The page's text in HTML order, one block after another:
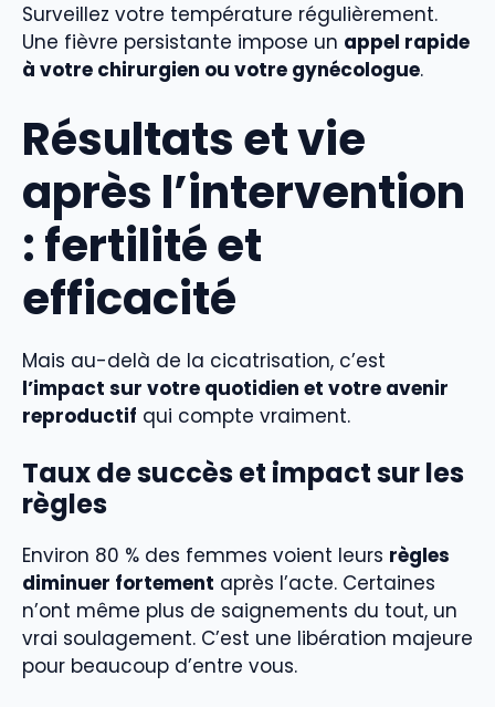
Surveillez votre température régulièrement.
Une fièvre persistante impose un appel rapide
à votre chirurgien ou votre gynécologue.
Résultats et vie
après l’intervention
: fertilité et
efficacité
Mais au-delà de la cicatrisation, c’est
l’impact sur votre quotidien et votre avenir
reproductif qui compte vraiment.
Taux de succès et impact sur les
règles
Environ 80 % des femmes voient leurs règles
diminuer fortement après l’acte. Certaines
n’ont même plus de saignements du tout, un
vrai soulagement. C’est une libération majeure
pour beaucoup d’entre vous.